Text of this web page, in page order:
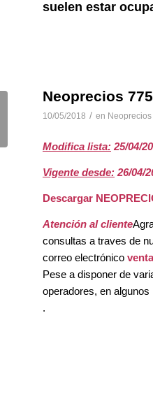
suelen estar
Neoprecios 775
10/05/2018 / en Neoprecios
Modifica lista: 25/04/
Vigente desde: 26/04/
Descargar
Atención al cliente
consultas a traves de
correo electrónico
Pese a disponer de
operadores, en
.